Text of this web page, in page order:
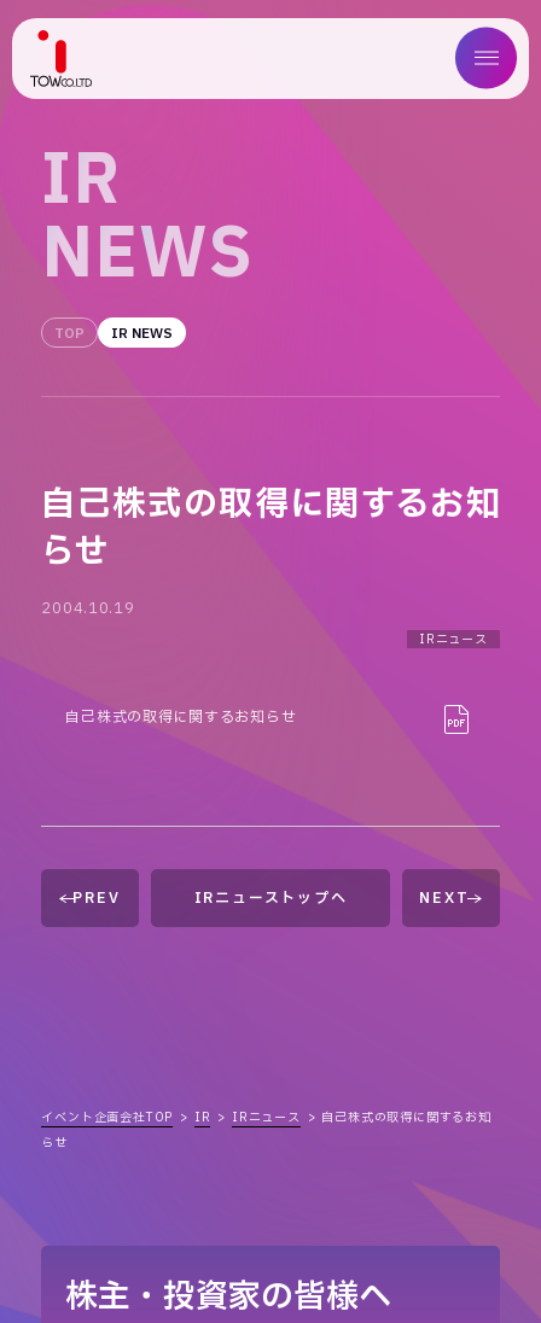
ABOUT US
WORKS
COMPANY
IR
IR
NEWS
TOP IR NEWS
自己株式の取得に関するお知
らせ
2004.10.19
IRニュース
自己株式の取得に関するお知らせ
PREV IRニューストップへ NEXT
イベント企画会社TOP IR IRニュース
自己株式の取得に関するお知
らせ
株主・投資家の皆様へ